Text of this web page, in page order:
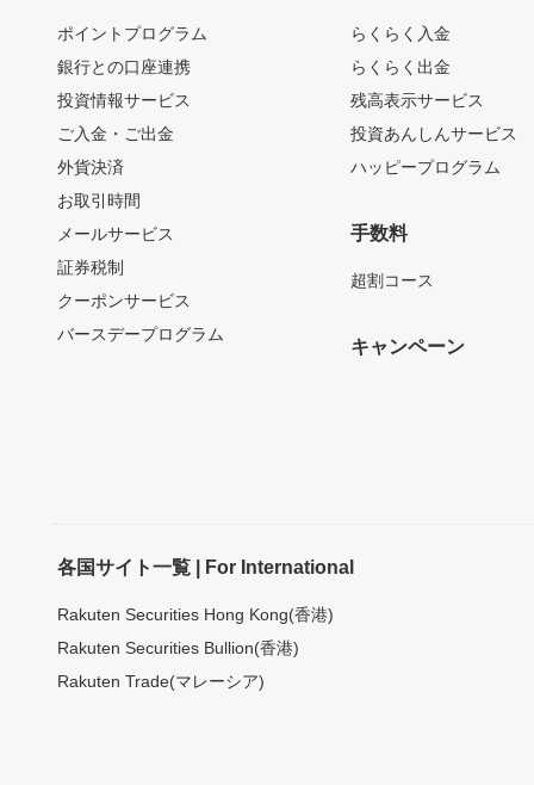
ポイントプログラム
銀行との口座連携
投資情報サービス
ご入金・ご出金
外貨決済
お取引時間
メールサービス
証券税制
クーポンサービス
バースデープログラム
らくらく入金
らくらく出金
残高表示サービス
投資あんしんサービス
ハッピープログラム
手数料
超割コース
キャンペーン
各国サイト一覧 | For International
Rakuten Securities Hong Kong(香港)
Rakuten Securities Bullion(香港)
Rakuten Trade(マレーシア)